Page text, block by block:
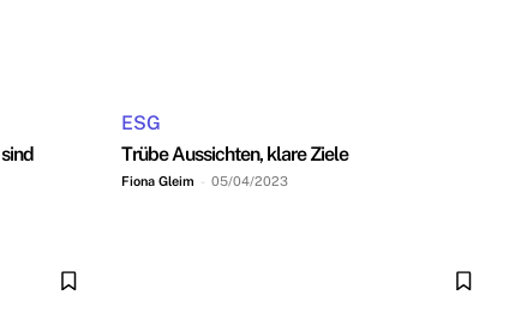
ESG
Trübe Aussichten, klare Ziele
Fiona Gleim - 05/04/2023